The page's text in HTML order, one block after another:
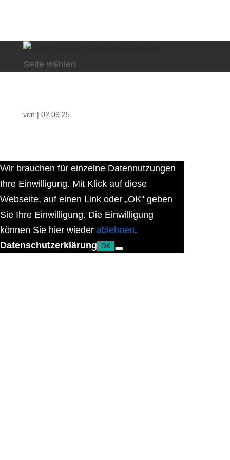
Seite wählen
von | 02.09.25
Wir brauchen für einzelne Datennutzungen
Ihre Einwilligung. Mit Klick auf diese
Webseite, auf einen Link oder „OK“ geben
Sie Ihre Einwilligung. Die Einwilligung
können Sie hier wieder ablehnen.
Datenschutzerklärung OK